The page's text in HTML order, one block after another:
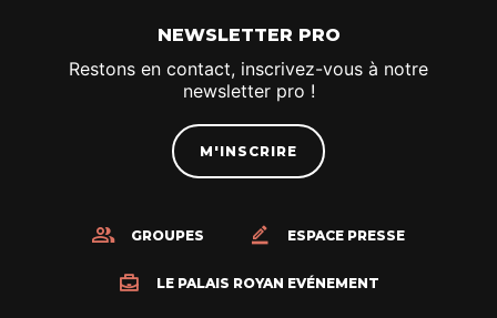
NEWSLETTER PRO
Restons en contact, inscrivez-vous à notre
newsletter pro !
M'INSCRIRE
GROUPES ESPACE PRESSE
LE PALAIS ROYAN EVÉNEMENT